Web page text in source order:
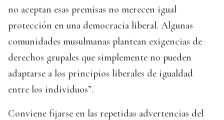
no aceptan esas premisas no merecen igual
protección en una democracia liberal. Algunas
comunidades musulmanas plantean exigencias de
derechos grupales que simplemente no pueden
adaptarse a los principios liberales de igualdad
entre los individuos”.
Conviene fijarse en las repetidas advertencias del